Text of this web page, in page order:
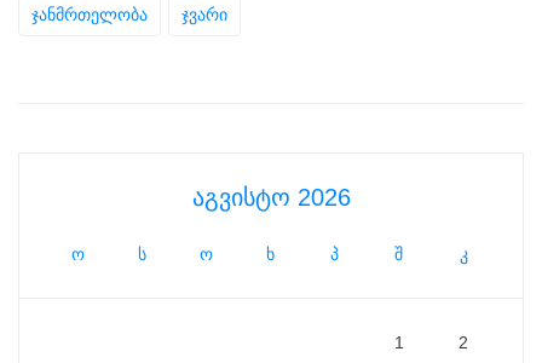
ჯანმრთელობა ჯვარი
აგვისტო 2026
ო ს ო ხ პ შ კ
1 2